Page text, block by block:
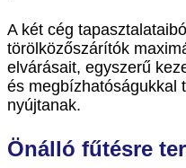
A két cég
törölközőszárítók
elvárásait, egyszerű
és megbízhatóságukkal
nyújtanak.
Önálló fűtésre